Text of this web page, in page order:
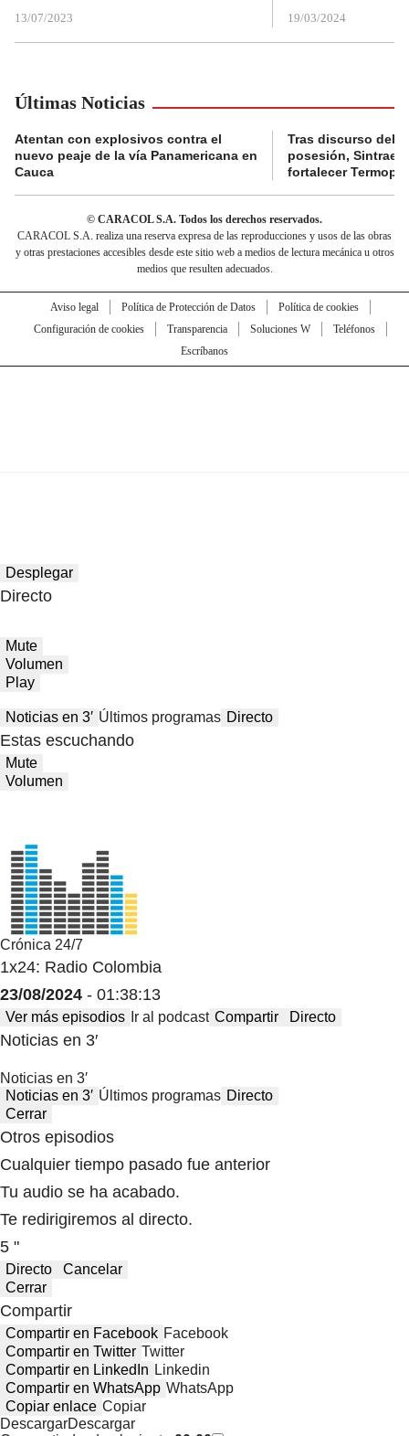
13/07/2023 19/03/2024
Últimas Noticias
Atentan con explosivos contra el
nuevo peaje de la vía Panamericana en
Cauca
Tras discurso del
posesión,
fortalecer
© CARACOL S.A. Todos los derechos reservados.
CARACOL S.A. realiza una reserva expresa de las reproducciones y usos de las obras
y otras prestaciones accesibles desde este sitio web a medios de lectura mecánica u otros
medios que resulten adecuados.
Aviso legal Política de Protección de Datos
Política de cookies
Configuración de cookies
Transparencia Soluciones W
Teléfonos
Escríbanos
Desplegar
Directo
Mute
Volumen
Play
Noticias en 3′ Últimos programas Directo
Estas escuchando
Mute
Volumen
Crónica 24/7
1x24: Radio Colombia
23/08/2024 - 01:38:13
Ver más episodios Ir al podcast Compartir Directo
Noticias en 3′
Noticias en 3′
Noticias en 3′ Últimos programas Directo
Cerrar
Otros episodios
Cualquier tiempo pasado fue anterior
Tu audio se ha acabado.
Te redirigiremos al directo.
5 "
Directo
Cancelar
Cerrar
Compartir
Compartir en Facebook Facebook
Compartir en Twitter Twitter
Compartir en LinkedIn Linkedin
Compartir en WhatsApp WhatsApp
Copiar enlace Copiar
DescargarDescargar